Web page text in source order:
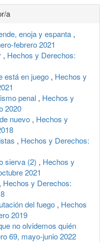
a
enoja y espanta ,
febrero 2021
, Hechos y Derechos:
está en juego , Hechos y
penal , Hechos y
2020
nuevo , Hechos y
, Hechos y Derechos:
sierva (2) , Hechos y
2021
, Hechos y Derechos:
del fuego , Hechos
2019
no olvidemos quién
69, mayo-junio 2022